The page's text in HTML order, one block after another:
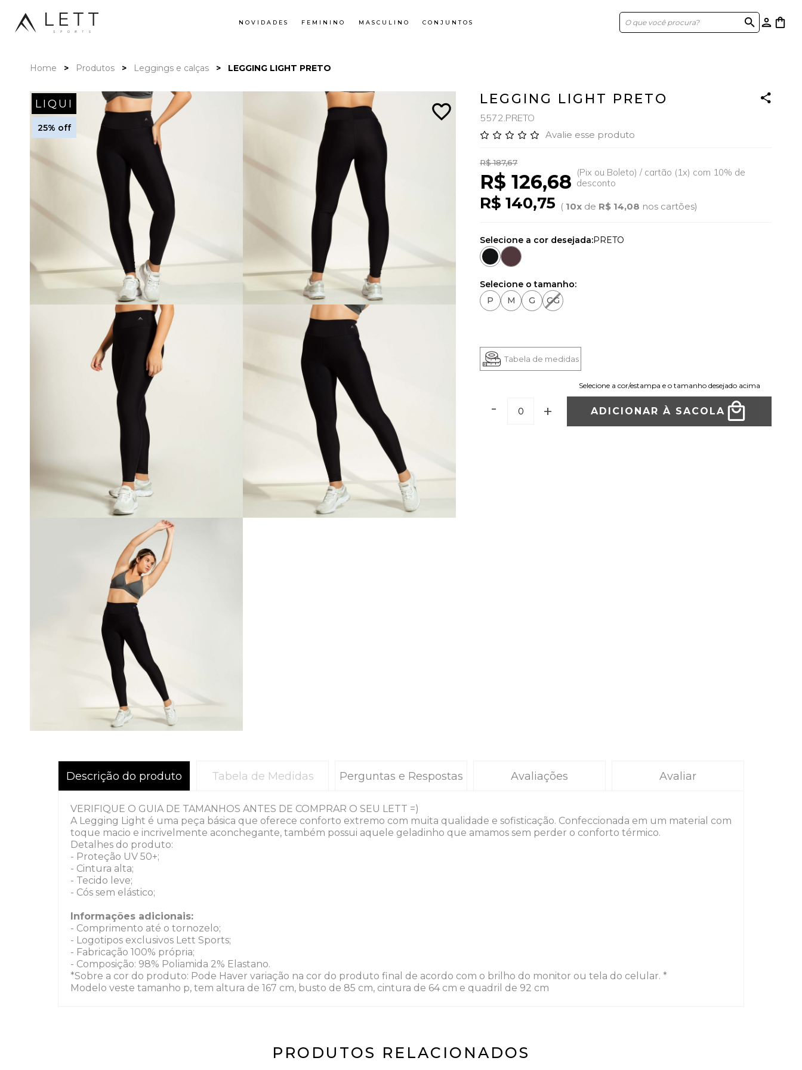
NOVIDADES FEMININO MASCULINO CONJUNTOS search person shopping_bag
Home Produtos Leggings e calças LEGGING LIGHT PRETO
LIQUI
25% off
favorite_border
LEGGING LIGHT PRETO
5572.PRETO
Avalie esse produto
R$ 187,67
R$ 126,68 (Pix ou Boleto) / cartão (1x) com 10% de
desconto
R$ 140,75 ( 10x de R$ 14,08 nos cartões)
Selecione a cor desejada:PRETO
Selecione o tamanho:
P
M G GG
Tabela de medidas
Selecione a cor/estampa e o tamanho desejado acima
- + ADICIONAR À SACOLA
Descrição do produto Tabela de Medidas Perguntas e Respostas Avaliações Avaliar
VERIFIQUE O GUIA DE TAMANHOS ANTES DE COMPRAR O SEU LETT =)
A Legging Light é uma peça básica que oferece conforto extremo com muita qualidade e sofisticação. Confeccionada em um material com
toque macio e incrivelmente aconchegante, também possui aquele geladinho que amamos sem perder o conforto térmico.
Detalhes do produto:
- Proteção UV 50+;
- Cintura alta;
- Tecido leve;
- Cós sem elástico;
Informações adicionais:
- Comprimento até o tornozelo;
- Logotipos exclusivos Lett Sports;
- Fabricação 100% própria;
- Composição: 98% Poliamida 2% Elastano.
*Sobre a cor do produto: Pode Haver variação na cor do produto final de acordo com o brilho do monitor ou tela do celular. *
Modelo veste tamanho p, tem altura de 167 cm, busto de 85 cm, cintura de 64 cm e quadril de 92 cm
PRODUTOS RELACIONADOS